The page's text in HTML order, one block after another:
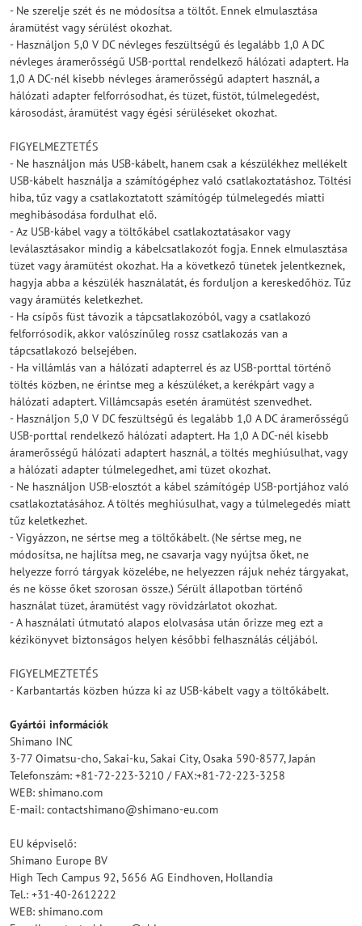
- Ne szerelje szét és ne módosítsa a töltőt. Ennek elmulasztása
áramütést vagy sérülést okozhat.
- Használjon 5,0 V DC névleges feszültségű és legalább 1,0 A DC
névleges áramerősségű USB-porttal rendelkező hálózati adaptert. Ha
1,0 A DC-nél kisebb névleges áramerősségű adaptert használ, a
hálózati adapter felforrósodhat, és tüzet, füstöt, túlmelegedést,
károsodást, áramütést vagy égési sérüléseket okozhat.
FIGYELMEZTETÉS
- Ne használjon más USB-kábelt, hanem csak a készülékhez mellékelt
USB-kábelt használja a számítógéphez való csatlakoztatáshoz. Töltési
hiba, tűz vagy a csatlakoztatott számítógép túlmelegedés miatti
meghibásodása fordulhat elő.
- Az USB-kábel vagy a töltőkábel csatlakoztatásakor vagy
leválasztásakor mindig a kábelcsatlakozót fogja. Ennek elmulasztása
tüzet vagy áramütést okozhat. Ha a következő tünetek jelentkeznek,
hagyja abba a készülék használatát, és forduljon a kereskedőhöz. Tűz
vagy áramütés keletkezhet.
- Ha csípős füst távozik a tápcsatlakozóból, vagy a csatlakozó
felforrósodik, akkor valószínűleg rossz csatlakozás van a
tápcsatlakozó belsejében.
- Ha villámlás van a hálózati adapterrel és az USB-porttal történő
töltés közben, ne érintse meg a készüléket, a kerékpárt vagy a
hálózati adaptert. Villámcsapás esetén áramütést szenvedhet.
- Használjon 5,0 V DC feszültségű és legalább 1,0 A DC áramerősségű
USB-porttal rendelkező hálózati adaptert. Ha 1,0 A DC-nél kisebb
áramerősségű hálózati adaptert használ, a töltés meghiúsulhat, vagy
a hálózati adapter túlmelegedhet, ami tüzet okozhat.
- Ne használjon USB-elosztót a kábel számítógép USB-portjához való
csatlakoztatásához. A töltés meghiúsulhat, vagy a túlmelegedés miatt
tűz keletkezhet.
- Vigyázzon, ne sértse meg a töltőkábelt. (Ne sértse meg, ne
módosítsa, ne hajlítsa meg, ne csavarja vagy nyújtsa őket, ne
helyezze forró tárgyak közelébe, ne helyezzen rájuk nehéz tárgyakat,
és ne kösse őket szorosan össze.) Sérült állapotban történő
használat tüzet, áramütést vagy rövidzárlatot okozhat.
- A használati útmutató alapos elolvasása után őrizze meg ezt a
kézikönyvet biztonságos helyen későbbi felhasználás céljából.
FIGYELMEZTETÉS
- Karbantartás közben húzza ki az USB-kábelt vagy a töltőkábelt.
Gyártói információk
Shimano INC
3-77 Oimatsu-cho, Sakai-ku, Sakai City, Osaka 590-8577, Japán
Telefonszám: +81-72-223-3210 / FAX:+81-72-223-3258
WEB: shimano.com
E-mail: contactshimano@shimano-eu.com
EU képviselő:
Shimano Europe BV
High Tech Campus 92, 5656 AG Eindhoven, Hollandia
Tel.: +31-40-2612222
WEB: shimano.com